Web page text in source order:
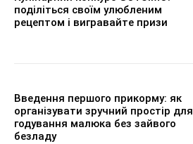
поділіться своїм улюбленим
рецептом і вигравайте призи
Введення першого прикорму: як
організувати зручний простір для
годування малюка без зайвого
безладу